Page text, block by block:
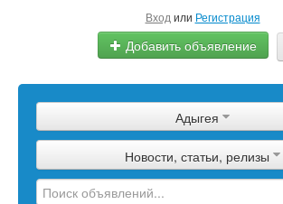
Вход или Регистрация
Добавить объявление
Сырье
Изделия
Адыгея
Новости, статьи, релизы